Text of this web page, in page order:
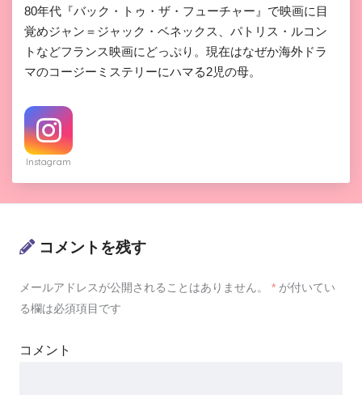
80年代『バック・トゥ・ザ・フューチャー』で映画に目
覚めジャン＝ジャック・ベネックス、パトリス・ルコン
トなどフランス映画にどっぷり。現在はなぜか海外ドラ
マのコージーミステリーにハマる2児の母。
Instagram
コメントを残す
メールアドレスが公開されることはありません。 * が付いてい
る欄は必須項目です
コメント